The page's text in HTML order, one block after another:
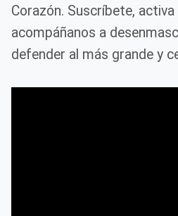
Corazón. Suscríbete,
acompáñanos a
defender al más grande y